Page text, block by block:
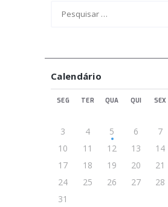
por:
Calendário
SEG TER QUA QUI SEX
3
4 5 6 7
10
11 12 13 14
17
18 19 20 21
24
25 26 27 28
31